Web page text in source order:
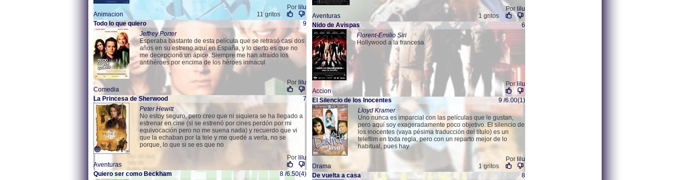
Por lilu
Animacion
11 gritos
Todo lo que quiero
9
Jeffrey Porter
Esperaba bastante de esta película que se retrasó casi dos
años en su estreno aquí en España, y lo cierto es que no
me decepcionó un ápice. Siempre me han atraído los
antihéroes por encima de los héroes inmacul
Por lilu
Comedia
La Princesa de Sherwood
7
Peter Hewitt
No estoy seguro, pero creo que ni siquiera se ha llegado a
estrenar en cine (si se estrenó por cines perdón por mi
equivocación pero no me suena nada) y recuerdo que vi
que la echaban por la tele y me quedé a verla, no se
porque, lo que si se es que no
Por lilu
Aventuras
Quiero ser como Beckham
8 /6.50(4)
Por lilu
Aventuras
1 gritos
Nido de Avispas
6
Florent-Emilio Siri
Hollywood a la francesa
Por lilu
Accion
El Silencio de los Inocentes
9 /6.00(1)
Lloyd Kramer
Uno nunca es imparcial con las películas que le gustan,
pero aquí soy exageradamente poco objetivo. El silencio de
los inocentes (vaya pésima traducción del título) es un
telefilm en toda regla, pero con un reparto mejor de lo
habitual, pues hay
Por lilu
Drama
1 gritos
De vuelta a casa
8